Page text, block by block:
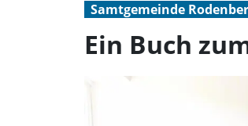
Samtgemeinde
Ein Buch